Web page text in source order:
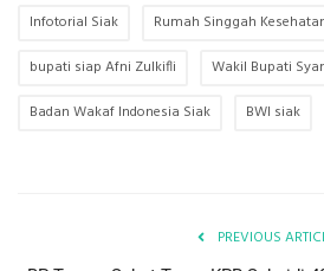
Infotorial Siak
Rumah Singgah
bupati siap Afni Zulkifli
Wakil Bupati
Badan Wakaf Indonesia Siak
BWI siak
PREVIOUS